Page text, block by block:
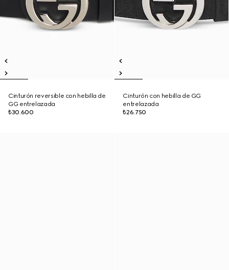
Cinturón reversible con hebilla de
GG entrelazada
₺30.600
Cinturón con hebilla de GG
entrelazada
₺26.750